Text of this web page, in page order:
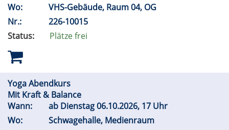
Wo:
VHS-Gebäude, Raum 04, OG
Nr.:
226-10015
Status:
Plätze frei
Yoga Abendkurs
Mit Kraft & Balance
Wann:
ab Dienstag 06.10.2026, 17 Uhr
Wo:
Schwagehalle, Medienraum